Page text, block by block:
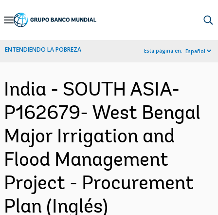
Skip
Navigation
ENTENDIENDO LA POBREZA Esta página en: Español
India - SOUTH ASIA-
P162679- West Bengal
Major Irrigation and
Flood Management
Project - Procurement
Plan (Inglés)